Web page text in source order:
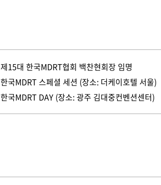
제15대 한국MDRT협회 백찬현회장 임명
한국MDRT 스페셜 세션 (장소: 더케이호텔 서울)
한국MDRT DAY (장소: 광주 김대중컨벤션센터)